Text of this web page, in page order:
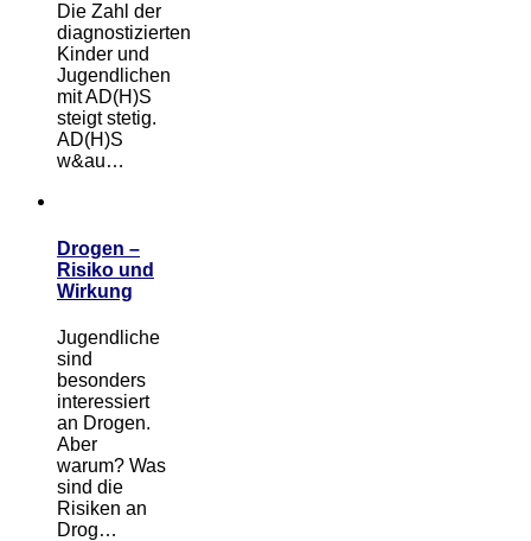
Die Zahl der
diagnostizierten
Kinder und
Jugendlichen
mit AD(H)S
steigt stetig.
AD(H)S
w&au…
Drogen –
Risiko und
Wirkung
Jugendliche
sind
besonders
interessiert
an Drogen.
Aber
warum? Was
sind die
Risiken an
Drog…